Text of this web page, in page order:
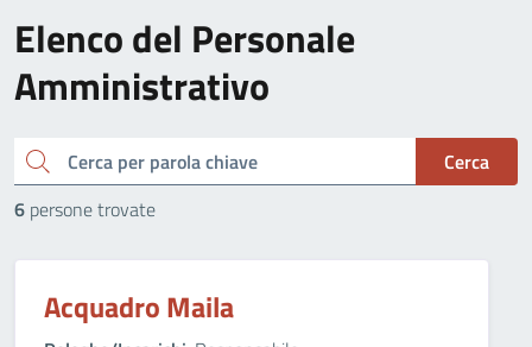
Elenco del Personale
Amministrativo
cerca
Cerca
6 persone trovate
Acquadro Maila